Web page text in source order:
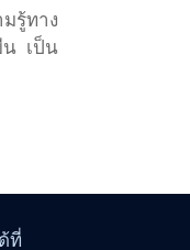
รู้ทาง
น เป็น
ที่